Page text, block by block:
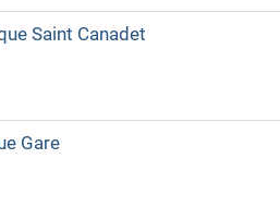
Saint Canadet
Gare